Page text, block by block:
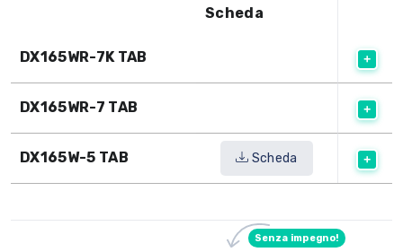
Scheda
DX165WR-7K TAB
DX165WR-7 TAB
DX165W-5 TAB Scheda
Senza impegno!